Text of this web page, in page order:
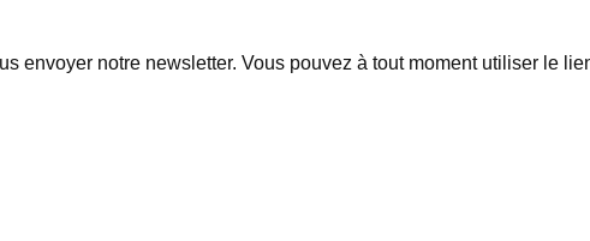
envoyer notre newsletter. Vous pouvez à tout moment utiliser le